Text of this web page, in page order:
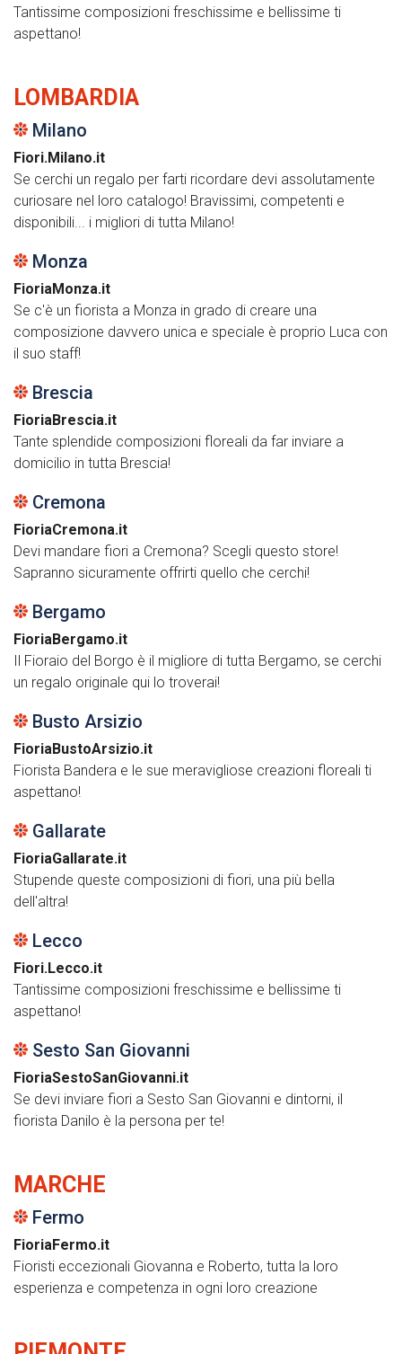
Tantissime composizioni freschissime e bellissime ti
aspettano!
LOMBARDIA
Milano
Fiori.Milano.it
Se cerchi un regalo per farti ricordare devi assolutamente
curiosare nel loro catalogo! Bravissimi, competenti e
disponibili... i migliori di tutta Milano!
Monza
FioriaMonza.it
Se c'è un fiorista a Monza in grado di creare una
composizione davvero unica e speciale è proprio Luca con
il suo staff!
Brescia
FioriaBrescia.it
Tante splendide composizioni floreali da far inviare a
domicilio in tutta Brescia!
Cremona
FioriaCremona.it
Devi mandare fiori a Cremona? Scegli questo store!
Sapranno sicuramente offrirti quello che cerchi!
Bergamo
FioriaBergamo.it
Il Fioraio del Borgo è il migliore di tutta Bergamo, se cerchi
un regalo originale qui lo troverai!
Busto Arsizio
FioriaBustoArsizio.it
Fiorista Bandera e le sue meravigliose creazioni floreali ti
aspettano!
Gallarate
FioriaGallarate.it
Stupende queste composizioni di fiori, una più bella
dell'altra!
Lecco
Fiori.Lecco.it
Tantissime composizioni freschissime e bellissime ti
aspettano!
Sesto San Giovanni
FioriaSestoSanGiovanni.it
Se devi inviare fiori a Sesto San Giovanni e dintorni, il
fiorista Danilo è la persona per te!
MARCHE
Fermo
FioriaFermo.it
Fioristi eccezionali Giovanna e Roberto, tutta la loro
esperienza e competenza in ogni loro creazione